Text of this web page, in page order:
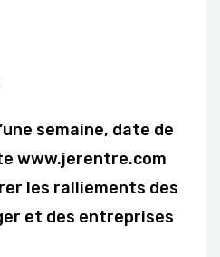
semaine, date de
www.jerentre.com
les ralliements des
et des entreprises